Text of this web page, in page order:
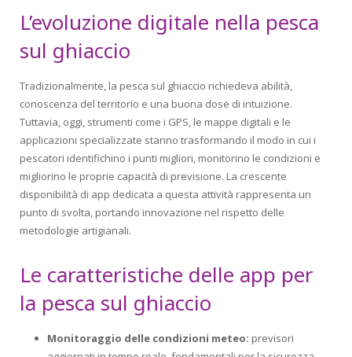
L’evoluzione digitale nella pesca
sul ghiaccio
Tradizionalmente, la pesca sul ghiaccio richiedeva abilità,
conoscenza del territorio e una buona dose di intuizione.
Tuttavia, oggi, strumenti come i GPS, le mappe digitali e le
applicazioni specializzate stanno trasformando il modo in cui i
pescatori identifichino i punti migliori, monitorino le condizioni e
migliorino le proprie capacità di previsione. La crescente
disponibilità di app dedicata a questa attività rappresenta un
punto di svolta, portando innovazione nel rispetto delle
metodologie artigianali.
Le caratteristiche delle app per
la pesca sul ghiaccio
Monitoraggio delle condizioni meteo: previsori